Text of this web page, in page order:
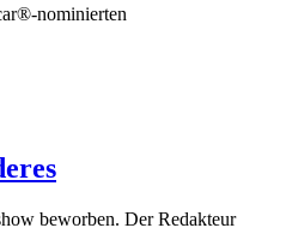
nominierten
beworben. Der Redakteur